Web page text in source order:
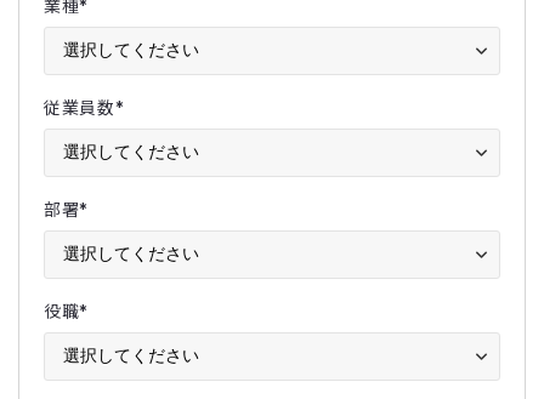
業種*
従業員数*
部署*
役職*